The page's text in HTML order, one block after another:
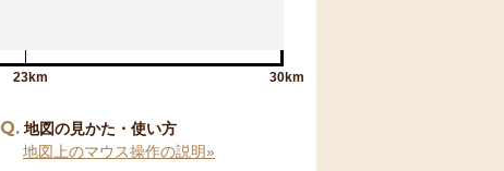
23km 30km
Q 地図の見かた・使い方
地図上のマウス操作の説明»